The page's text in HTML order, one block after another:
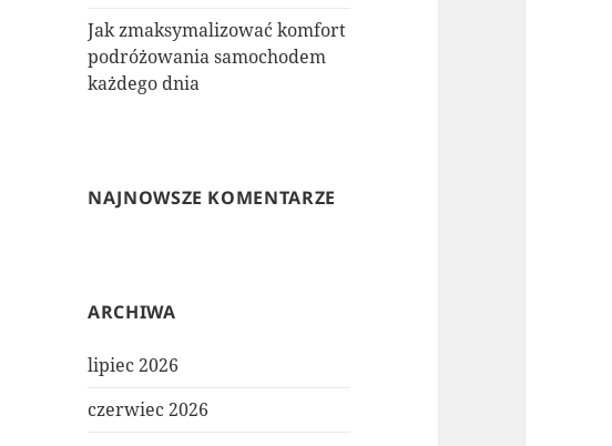
Jak zmaksymalizować komfort
podróżowania samochodem
każdego dnia
NAJNOWSZE KOMENTARZE
ARCHIWA
lipiec 2026
czerwiec 2026